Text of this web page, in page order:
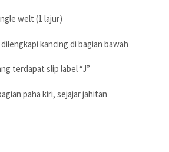
welt (1 lajur)
kancing di bagian bawah
terdapat slip label “J”
paha kiri, sejajar jahitan